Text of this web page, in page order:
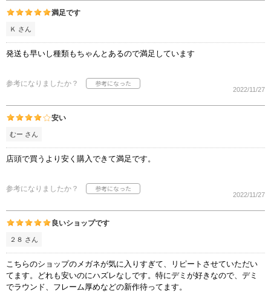
満足です
Ｋ さん
発送も早いし種類もちゃんとあるので満足しています
参考になりましたか？
2022/11/27
安い
むー さん
店頭で買うより安く購入できて満足です。
参考になりましたか？
2022/11/27
良いショップです
２８ さん
こちらのショップのメガネが気に入りすぎて、リピートさせていただい
てます。どれも安いのにハズレなしです。特にデミが好きなので、デミ
でラウンド、フレーム厚めなどの新作待ってます。